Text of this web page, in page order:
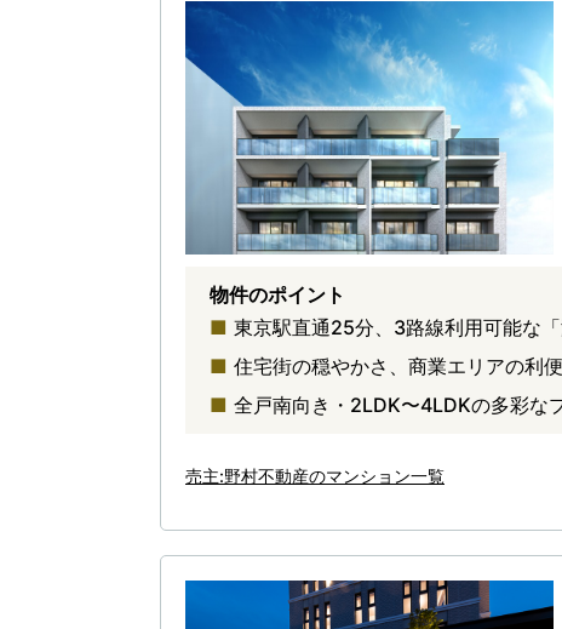
物件のポイント
東京駅直通25分、3路線利用可能な「
住宅街の穏やかさ、商業エリアの利
全戸南向き・2LDK〜4LDKの多彩な
売主:野村不動産のマンション一覧